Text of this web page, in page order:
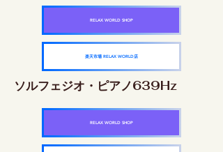
RELAX WORLD SHOP
楽天市場 RELAX WORLD店
ソルフェジオ・ピアノ639Hz
RELAX WORLD SHOP